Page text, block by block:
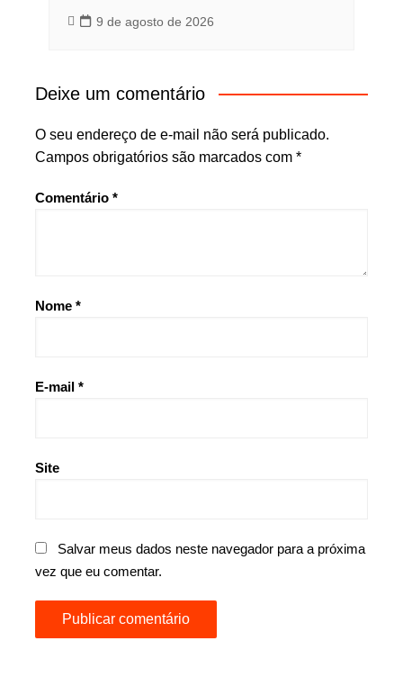
9 de agosto de 2026
Deixe um comentário
O seu endereço de e-mail não será publicado.
Campos obrigatórios são marcados com *
Comentário *
Nome *
E-mail *
Site
Salvar meus dados neste navegador para a próxima
vez que eu comentar.